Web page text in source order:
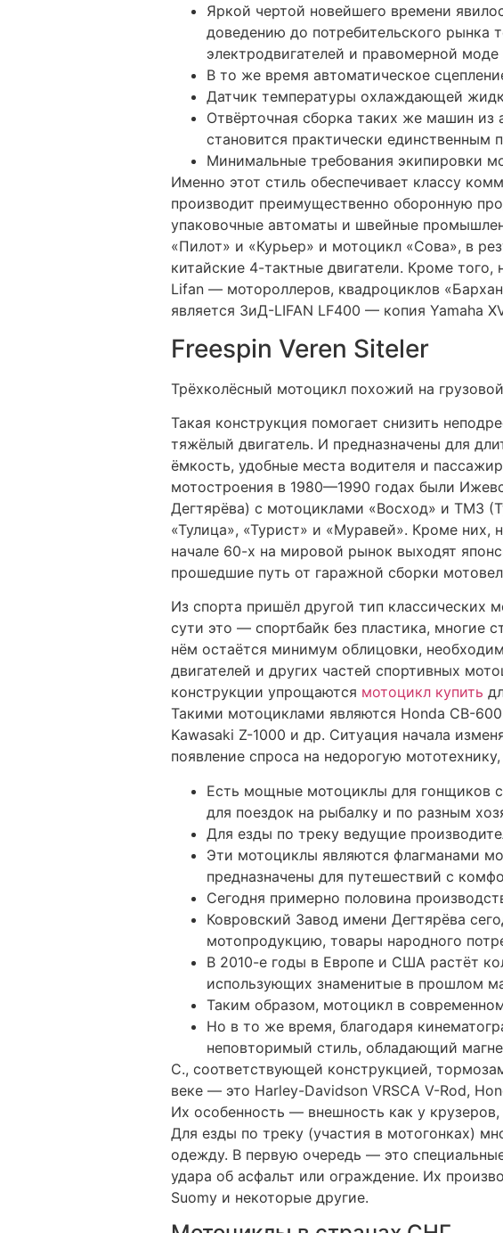
Яркой чертой новейшего времени
доведению до потребительского рынка
электродвигателей и правомерной моде
В то же время автоматическое
Датчик температуры охлаждающей
Отвёрточная сборка таких же машин из
становится практически
Минимальные требования экипировки
Именно этот стиль обеспечивает классу
производит преимущественно оборонную
упаковочные автоматы и швейные
«Пилот» и «Курьер» и мотоцикл «Сова», в
китайские 4-тактные двигатели. Кроме
Lifan — мотороллеров, квадроциклов
является ЗиД-LIFAN LF400 — копия Yamaha
Freespin Veren Siteler
Трёхколёсный мотоцикл похожий на
Такая конструкция помогает снизить
тяжёлый двигатель. И предназначены для
ёмкость, удобные места водителя и
мотостроения в 1980—1990 годах были
Дегтярёва) с мотоциклами «Восход» и ТМЗ
«Тулица», «Турист» и «Муравей». Кроме
начале 60-х на мировой рынок выходят
прошедшие путь от гаражной сборки
Из спорта пришёл другой тип
сути это — спортбайк без пластика, многие
нём остаётся минимум облицовки,
двигателей и других частей спортивных
конструкции упрощаются мотоцикл купить
Такими мотоциклами являются Honda CB-
Kawasaki Z-1000 и др. Ситуация начала
появление спроса на недорогую
Есть мощные мотоциклы для гонщиков
для поездок на рыбалку и по разным
Для езды по треку ведущие
Эти мотоциклы являются флагманами
предназначены для путешествий с
Сегодня примерно половина
Ковровский Завод имени Дегтярёва
мотопродукцию, товары народного
В 2010-е годы в Европе и США растёт
использующих знаменитые в прошлом
Таким образом, мотоцикл в
Но в то же время, благодаря
неповторимый стиль, обладающий
С., соответствующей конструкцией,
веке — это Harley-Davidson VRSCA V-Rod,
Их особенность — внешность как у
Для езды по треку (участия в мотогонках)
одежду. В первую очередь — это
удара об асфальт или ограждение. Их
Suomy и некоторые другие.